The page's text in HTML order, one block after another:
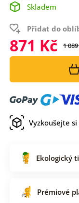
Skladem
Přidat do
871 Kč 1
Vyzkoušejte
Ekologický
Prémiové